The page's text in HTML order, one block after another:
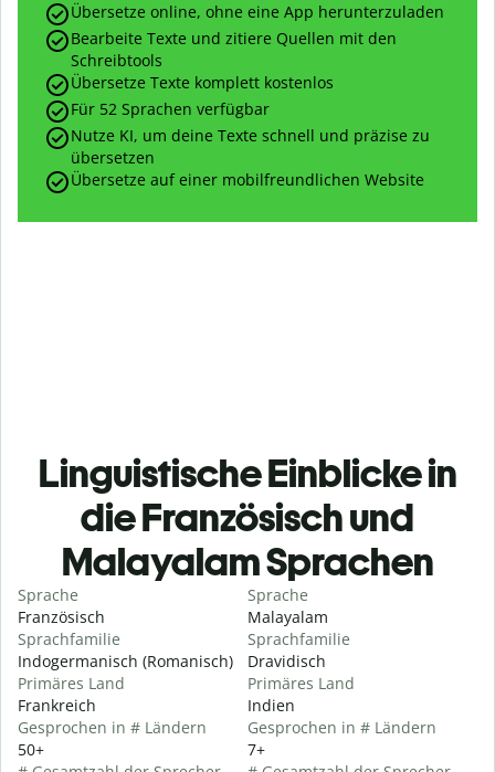
Übersetze online, ohne eine App herunterzuladen
Bearbeite Texte und zitiere Quellen mit den
Schreibtools
Übersetze Texte komplett kostenlos
Für 52 Sprachen verfügbar
Nutze KI, um deine Texte schnell und präzise zu
übersetzen
Übersetze auf einer mobilfreundlichen Website
Linguistische Einblicke in
die Französisch und
Malayalam Sprachen
Sprache
Französisch
Sprachfamilie
Indogermanisch (Romanisch)
Primäres Land
Frankreich
Gesprochen in # Ländern
50+
Sprache
Malayalam
Sprachfamilie
Dravidisch
Primäres Land
Indien
Gesprochen in # Ländern
7+